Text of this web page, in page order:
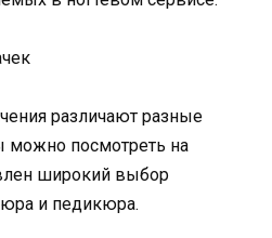
различают разные
можно посмотреть на
широкий выбор
и педикюра.